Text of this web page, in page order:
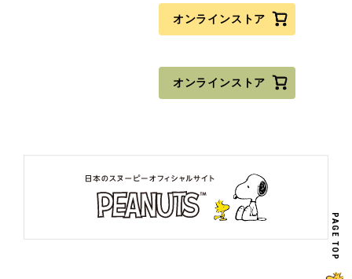
オンラインストア
オンラインストア
PAGE TOP